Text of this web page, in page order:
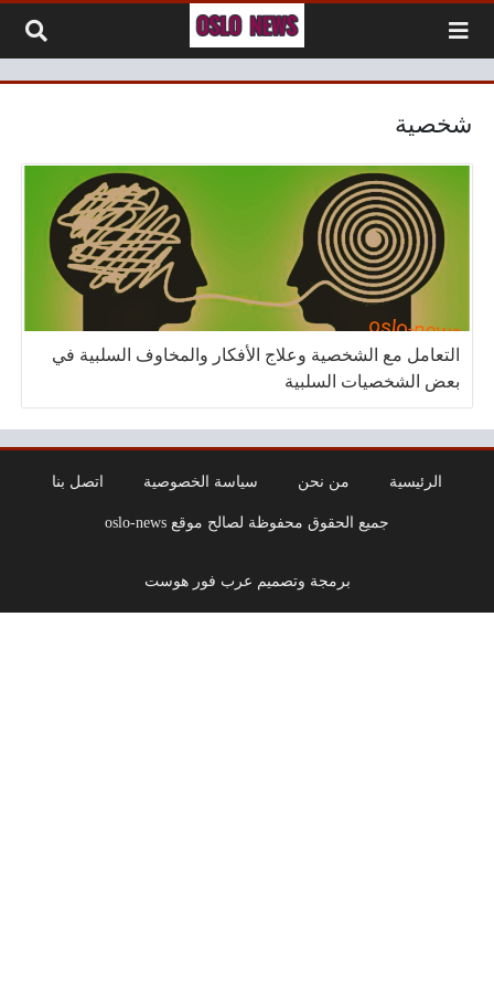
شخصية
التعامل مع الشخصية وعلاج الأفكار والمخاوف السلبية في
بعض الشخصيات السلبية
الرئيسية من نحن سياسة الخصوصية اتصل بنا
جميع الحقوق محفوظة لصالح موقع oslo-news
برمجة وتصميم عرب فور هوست